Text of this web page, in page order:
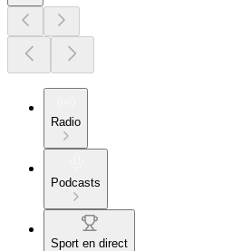
Radio
Podcasts
Sport en direct